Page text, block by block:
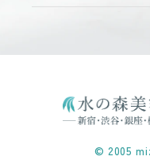
© 2005